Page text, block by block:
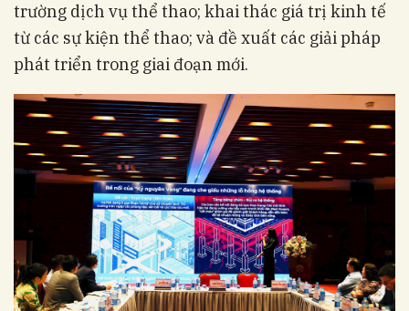
trường dịch vụ thể thao; khai thác giá trị kinh tế
từ các sự kiện thể thao; và đề xuất các giải pháp
phát triển trong giai đoạn mới.